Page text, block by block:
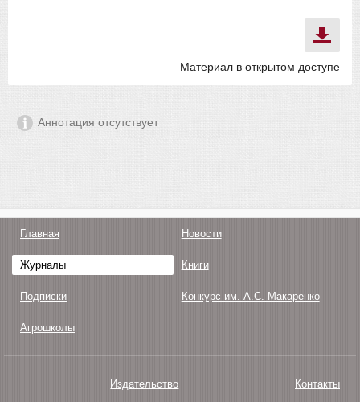
Материал в открытом доступе
Аннотация отсутствует
Главная Новости
Журналы Книги
Подписки Конкурс им. А.С. Макаренко
Агрошколы
Издательство Контакты